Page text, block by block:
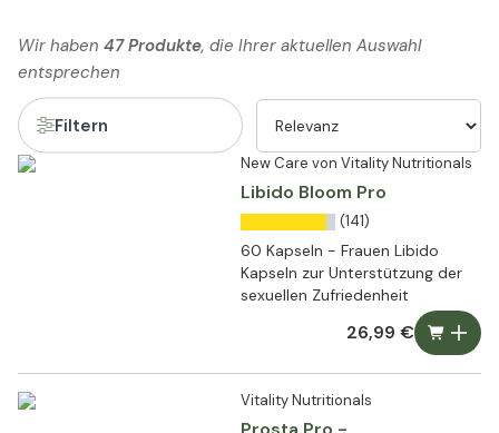
Wir haben 47 Produkte, die Ihrer aktuellen Auswahl
entsprechen
Filtern
New Care von Vitality Nutritionals
Libido Bloom Pro
(141)
60 Kapseln - Frauen Libido
Kapseln zur Unterstützung der
sexuellen Zufriedenheit
26,99 €
Vitality Nutritionals